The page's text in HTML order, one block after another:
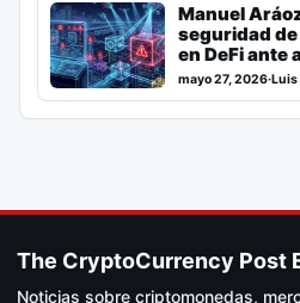
Manuel
seguridad
en DeFi ante
mayo 27, 2026·Luis
The CryptoCurrency Post
Noticias sobre criptomonedas,